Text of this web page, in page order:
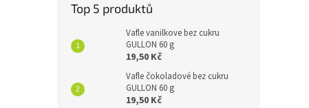
Top 5 produktů
Vafle vanilkove bez cukru
GULLON 60 g
19,50 Kč
Vafle čokoladové bez cukru
GULLON 60 g
19,50 Kč